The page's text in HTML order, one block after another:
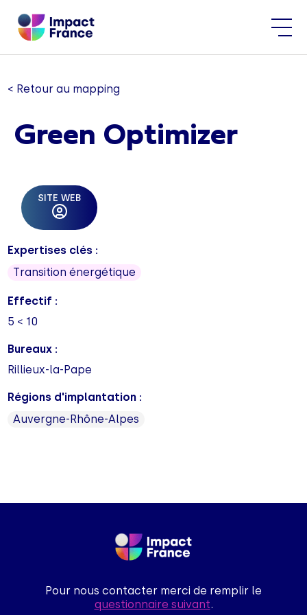
< Retour au mapping
Green Optimizer
SITE WEB
Expertises clés :
Transition énergétique
Effectif :
5 < 10
Bureaux :
Rillieux-la-Pape
Régions d'implantation :
Auvergne-Rhône-Alpes
Pour nous contacter merci de remplir le
questionnaire suivant.